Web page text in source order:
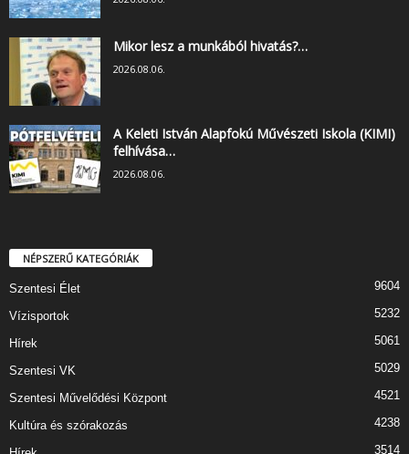
Mikor lesz a munkából hivatás?…
2026.08.06.
A Keleti István Alapfokú Művészeti Iskola (KIMI)
felhívása…
2026.08.06.
NÉPSZERŰ KATEGÓRIÁK
Szentesi Élet 9604
Vízisportok 5232
Hírek 5061
Szentesi VK 5029
Szentesi Művelődési Központ 4521
Kultúra és szórakozás 4238
3514